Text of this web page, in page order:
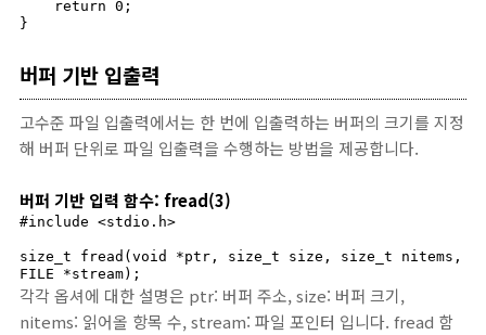
}
버퍼 기반 입출력
고수준 파일 입출력에서는 한 번에 입출력하는 버퍼의 크기를 지정
해 버퍼 단위로 파일 입출력을 수행하는 방법을 제공합니다.
버퍼 기반 입력 함수: fread(3)
#include <stdio.h>
size_t fread(void *ptr, size_t size, size_t nitems,
FILE *stream);
각각 옵셔에 대한 설명은 ptr: 버퍼 주소, size: 버퍼 크기,
nitems: 읽어올 항목 수, stream: 파일 포인터 입니다. fread 함